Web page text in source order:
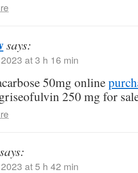
says:
at 3 h 16 min
50mg online
250 mg for
says:
at 5 h 42 min